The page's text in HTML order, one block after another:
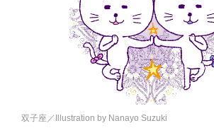
双子座／Illustration by Nanayo Suzuki